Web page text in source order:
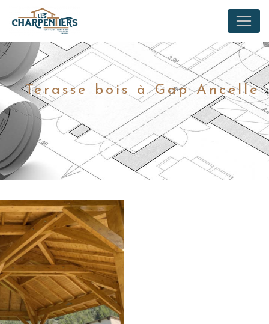
Terasse bois à Gap Ancelle
Panneau de gestion des cookies